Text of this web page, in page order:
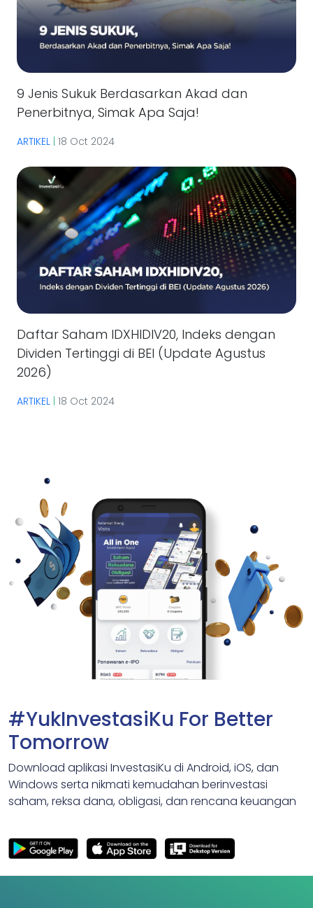
9 Jenis Sukuk Berdasarkan Akad dan
Penerbitnya, Simak Apa Saja!
ARTIKEL | 18 Oct 2024
Daftar Saham IDXHIDIV20, Indeks dengan
Dividen Tertinggi di BEI (Update Agustus
2026)
ARTIKEL 18 Oct 2024
#YukInvestasiKu For Better
Tomorrow
Download aplikasi InvestasiKu di Android, iOS, dan
Windows serta nikmati kemudahan berinvestasi
saham, reksa dana, obligasi, dan rencana keuangan